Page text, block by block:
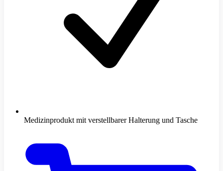
Medizinprodukt mit verstellbarer Halterung und Tasche